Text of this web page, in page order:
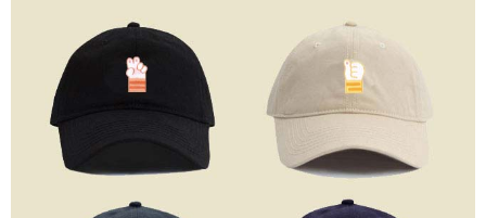
dibuat, atau jika permohonan gagal dalam proses semakan, pesanan
akan dibatalkan secara automatik. Jika permohonan gagal pada
peringkat "semakan manual", ini bermakna kriteria pemarkahan sistem
tidak dipenuhi; butiran penilaian khusus tidak akan didedahkan.
[Arahan Pembayaran]
Pembayaran ansuran melalui OP Pay Later akan dibilkan secara
berasingan dan tidak termasuk dalam bil telekom anda. SMS peringatan
pembayaran akan dihantar selepas kitaran bil bulanan.
Sila ambil perhatian bahawa tempoh pembayaran adalah 14 hari. Walau
bagaimanapun, bagi mereka yang telah memuat turun Aplikasi AFTEE
dan mendaftar sebagai ahli AFTEE boleh menikmati tempoh pembayaran
sehingga 45 hari.
Tempoh pembayaran dikira dari masa kedai meminta pembayaran anda,
ditambah dengan bilangan hari yang boleh dilanjutkan oleh AFTEE. Anda
boleh melanjutkan tempoh pembayaran anda sebelum anda menerima
menerima pesanan anda semasa tempoh pembayaran (cth.: produk
NT$45/pesanan | Penghantaran percuma untuk pesanan
NT$499 atau lebih
付款 後7-11取貨
NT$45/pesanan | Penghantaran percuma untuk pesanan
NT$499 atau lebih